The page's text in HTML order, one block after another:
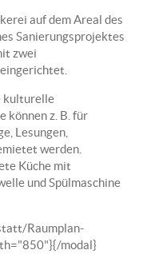
auf dem Areal des
Sanierungsprojektes
zwei
kulturelle
können z. B. für
Lesungen,
werden.
Küche mit
und Spülmaschine
Raumplan-
modal}